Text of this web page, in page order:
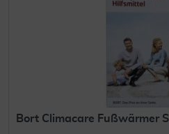
Bort Climacare Fußwärmer